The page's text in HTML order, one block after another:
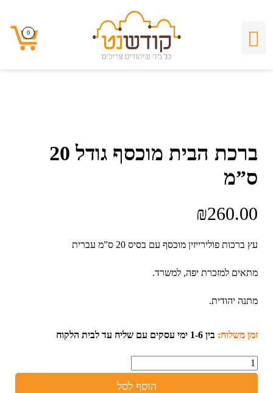
0
ברכת הבית מוכסף גודל 20
ס”מ
₪260.00
עץ ברכות פולירייזין מוכסף עם בסיס 20 ס”מ עברית
מתאים למזכרת יפה, למשרד.
מתנה יהודית.
זמן משלוח: בין 1-6 ימי עסקים עם שליח עד לבית הלקוח
כמות
הוסף לסל
0